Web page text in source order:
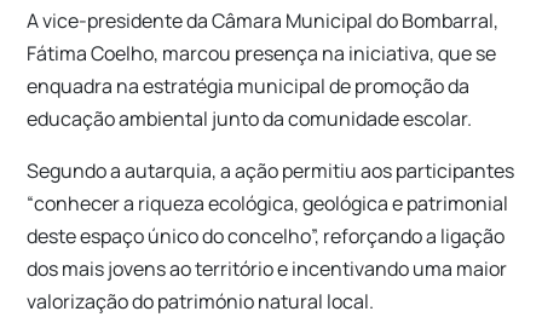
A vice-presidente da Câmara Municipal do Bombarral,
Fátima Coelho, marcou presença na iniciativa, que se
enquadra na estratégia municipal de promoção da
educação ambiental junto da comunidade escolar.
Segundo a autarquia, a ação permitiu aos participantes
“conhecer a riqueza ecológica, geológica e patrimonial
deste espaço único do concelho”, reforçando a ligação
dos mais jovens ao território e incentivando uma maior
valorização do património natural local.